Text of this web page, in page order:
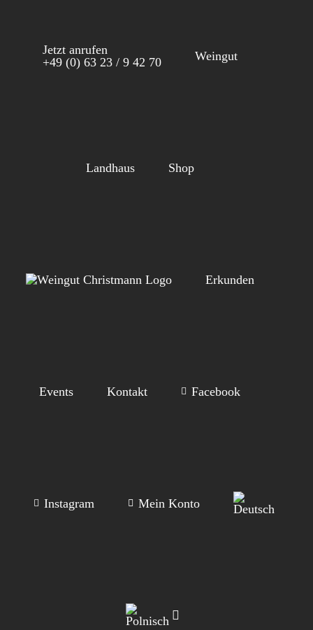
Jetzt anrufen
+49 (0) 63 23 / 9 42 70
Weingut
Landhaus Shop
Erkunden
Events Kontakt Facebook
Instagram Mein Konto